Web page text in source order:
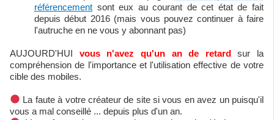
référencement sont eux au courant de cet état de fait
depuis début 2016 (mais vous pouvez continuer à faire
l'autruche en ne vous y abonnant pas)
AUJOURD'HUI vous n'avez qu'un an de retardsur la
compréhension de l'importance et l'utilisation effective de votre
cible des mobiles.
La faute à votre créateur de site si vous en avez un puisqu'il
vous a mal conseillé ... depuis plus d'un an.